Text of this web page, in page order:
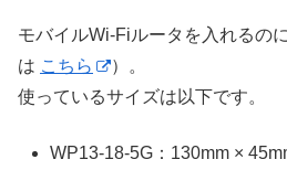
モバイルWi-Fiルータを入れるの
は こちら
）。
使っているサイズは以下です。
WP13-18-5G：130mm ×